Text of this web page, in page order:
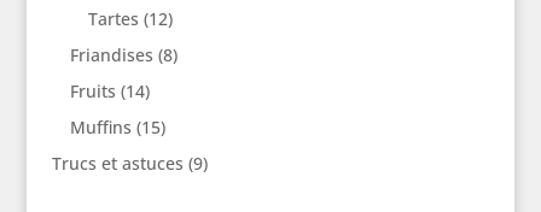
Tartes (12)
Friandises (8)
Fruits (14)
Muffins (15)
Trucs et astuces (9)